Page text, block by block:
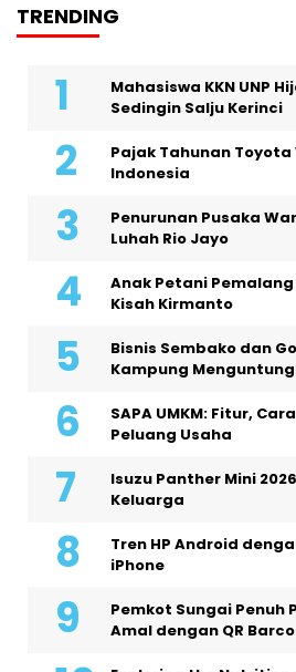
TRENDING
Mahasiswa KKN UNP
Sedingin Salju Kerinci
Pajak Tahunan Toyota
Indonesia
Penurunan Pusaka
Luhah Rio Jayo
Anak Petani
Kisah Kirmanto
Bisnis Sembako dan
Kampung
SAPA UMKM: Fitur,
Peluang Usaha
Isuzu Panther Mini
Keluarga
Tren HP Android
iPhone
Pemkot Sungai Penuh
Amal dengan QR